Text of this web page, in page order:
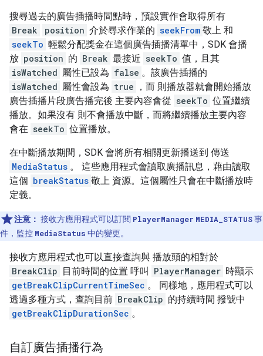
搜尋過去的廣告插播時間點時，預設實作會取得所有
Break
position 介於尋求作業的 seekFrom 敬上 和
seekTo 輕鬆分配獎金在這個廣告插播清單中，SDK 會播
放 position 的 Break 最接近 seekTo 值，且其
isWatched 屬性已設為 false 。該廣告插播的
isWatched 屬性會設為 true
，而 則播放器就會開始播放
廣告插播片段廣告播完後 主要內容會從 seekTo 位置繼續
播放。如果沒有 則不會播放中斷，而將繼續播放主要內容
會在 seekTo 位置播放。
在中斷播放期間，SDK 會將所有相關更新播送到 傳送
MediaStatus 。 這些應用程式會讀取廣播訊息，藉由讀取
這個 breakStatus 敬上 資源。這個屬性只會在中斷播放時
定義。
注意： 接收方應用程式可以訂閱 PlayerManager MEDIA_STATUS事
件，監控 MediaStatus 中的變更。
接收方應用程式也可以直接查詢與 播放頭的相對於
BreakClip 目前時間的位置 呼叫 PlayerManager 時顯示
getBreakClipCurrentTimeSec 。 同樣地，應用程式可以
透過多種方式，查詢目前 BreakClip 的持續時間 撥號中
getBreakClipDurationSec 。
自訂廣告插播行為